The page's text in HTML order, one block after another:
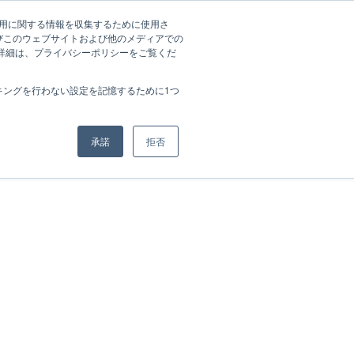
に関する情報を収集するために使用さ
のウェブサイトおよび他のメディアでの
は、プライバシーポリシーをご覧くだ
グを行わない設定を記憶するために1つ
承諾 拒否
ウハウ資料一覧会社概要 資料ダウンロード